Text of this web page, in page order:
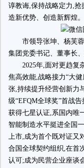
谆教诲,保持战略定力,
造新优势、创造新辉煌。
市领导张坤、杨芙
集团党委书记、董事长
2025年,面对更趋复
焦高效能,战略接力“大
张,持续提升经营创新力
级“EFQM全球奖”首战
获得七星认证,系国内唯
智能制造水平挺进全国
上市,成为首个既对证又
合国全球契约组织,在首
认可;成为民营企业座谈